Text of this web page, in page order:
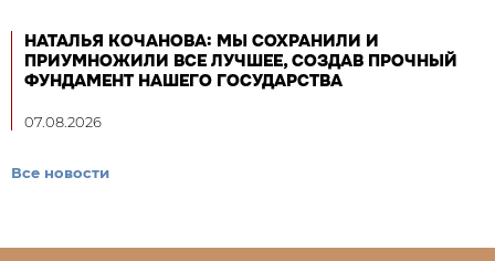
НАТАЛЬЯ КОЧАНОВА: МЫ СОХРАНИЛИ И
ПРИУМНОЖИЛИ ВСЕ ЛУЧШЕЕ, СОЗДАВ ПРОЧНЫЙ
ФУНДАМЕНТ НАШЕГО ГОСУДАРСТВА
07.08.2026
Все новости